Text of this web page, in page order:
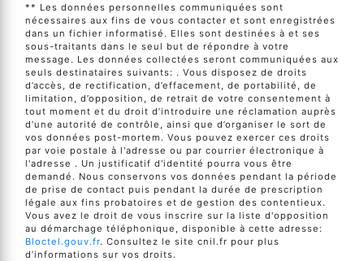
** Les données personnelles communiquées sont
nécessaires aux fins de vous contacter et sont enregistrées
dans un fichier informatisé. Elles sont destinées à et ses
sous-traitants dans le seul but de répondre à votre
message. Les données collectées seront communiquées aux
seuls destinataires suivants: . Vous disposez de droits
d’accès, de rectification, d’effacement, de portabilité, de
limitation, d’opposition, de retrait de votre consentement à
tout moment et du droit d’introduire une réclamation auprès
d’une autorité de contrôle, ainsi que d’organiser le sort de
vos données post-mortem. Vous pouvez exercer ces droits
par voie postale à l'adresse ou par courrier électronique à
l'adresse . Un justificatif d'identité pourra vous être
demandé. Nous conservons vos données pendant la période
de prise de contact puis pendant la durée de prescription
légale aux fins probatoires et de gestion des contentieux.
Vous avez le droit de vous inscrire sur la liste d'opposition
au démarchage téléphonique, disponible à cette adresse:
Bloctel.gouv.fr. Consultez le site cnil.fr pour plus
d’informations sur vos droits.